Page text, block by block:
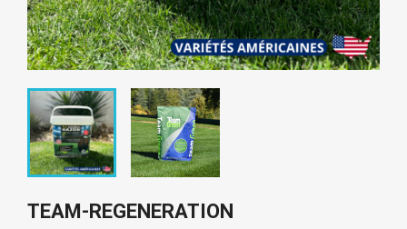
TEAM-REGENERATION